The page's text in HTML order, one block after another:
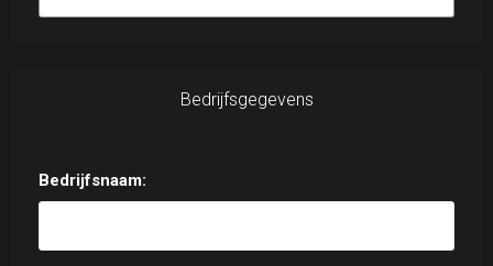
Bedrijfsgegevens
Bedrijfsnaam: